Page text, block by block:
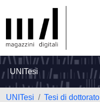
UNITesi
UNITesi
Tesi di dottorato